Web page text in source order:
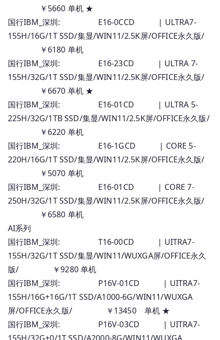
￥5660 单机 ★
国行IBM_深圳: E16-0CCD | ULTRA7-
155H/16G/1T SSD/集显/WIN11/2.5K屏/OFFICE永久版/
￥6180 单机
国行IBM_深圳: E16-23CD | ULTRA 7-
155H/32G/1T SSD/集显/WIN11/2.5K屏/OFFICE永久版/
￥6670 单机 ★
国行IBM_深圳: E16-01CD | ULTRA 5-
225H/32G/1TB SSD/集显/WIN11/2.5K屏/OFFICE永久版/
￥6220 单机
国行IBM_深圳: E16-1GCD | CORE 5-
220H/16G/1T SSD/集显/WIN11/2.5K屏/OFFICE永久版/
￥5070 单机
国行IBM_深圳: E16-01CD | CORE 7-
250H/32G/1T SSD/集显/WIN11/2.5K屏/OFFICE永久版/
￥6580 单机
AI系列
国行IBM_深圳: T16-00CD | UITRA7-
155H/32G/1T SSD/集显/WIN11/WUXGA屏/OFFICE永久
版/ ￥9280 单机
国行IBM_深圳: P16V-01CD | UITRA7-
155H/16G+16G/1T SSD/A1000-6G/WIN11/WUXGA
屏/OFFICE永久版/ ￥13450 单机 ★
国行IBM_深圳: P16V-03CD | UITRA7-
155H/32G+0/1T SSD/A2000-8G/WIN11/WUXGA